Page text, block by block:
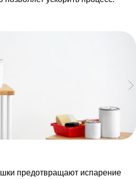
предотвращают испарение
решение, чтобы
политикой